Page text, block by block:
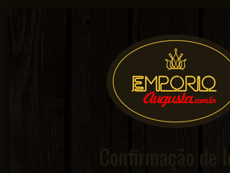
Sua conveniência e adega
Confirmação de